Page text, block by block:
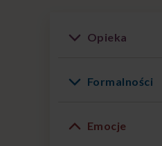
Opieka
Formalności
Emocje